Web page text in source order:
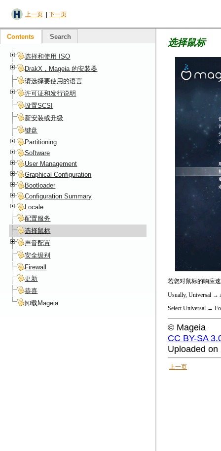
上一页 下一页
选择鼠标
若您对鼠标的响应
Usually, Universal →
Select Universal →
© Mageia
CC BY-SA
Uploaded
上一页
Contents Search
选择和使用 ISO
DrakX，Mageia 的安装器
请选择要使用的语言
许可证和发行说明
设置SCSI
新安装或升级
键盘
Partitioning
Software
User Management
Graphical Configuration
Bootloader
Configuration Summary
Locale
配置服务
选择鼠标
声音配置
安全级别
Firewall
更新
恭喜
卸载Mageia